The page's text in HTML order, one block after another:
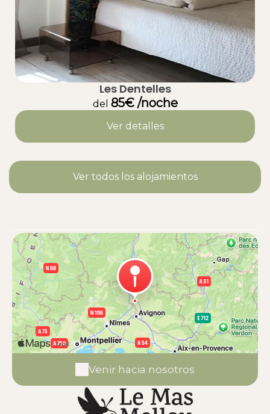
Les Dentelles
del 85€ /noche
Ver detalles
Ver todos los alojamientos
Venir hacia nosotros